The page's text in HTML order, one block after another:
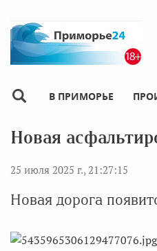
В ПРИМОРЬЕ
Новая
25 июля 2025 г., 21:27:15
Новая дорога